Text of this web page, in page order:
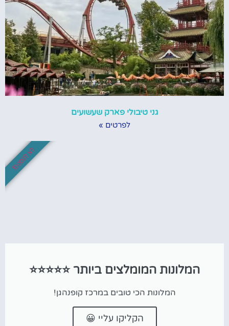
גני טיבולי פארק שעשועים
לפרטים »
המלונות המומלצים ביותר ⭐⭐⭐⭐⭐
המלונות הכי טובים במרכז קופנהגן!
הקליקו עליי 😀
לא לפספס!